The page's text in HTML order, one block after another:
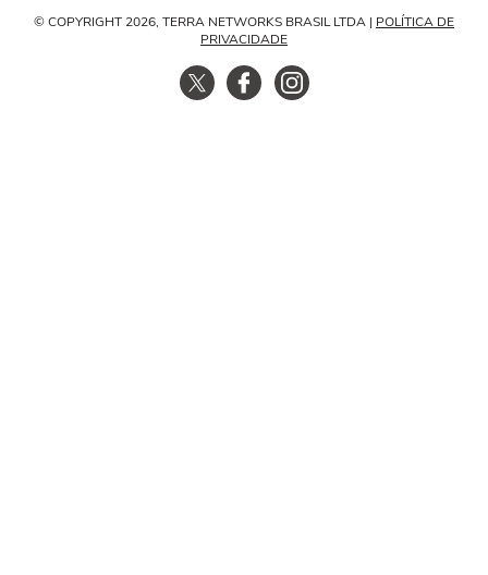
© COPYRIGHT 2026, TERRA NETWORKS BRASIL LTDA | POLÍTICA DE
PRIVACIDADE